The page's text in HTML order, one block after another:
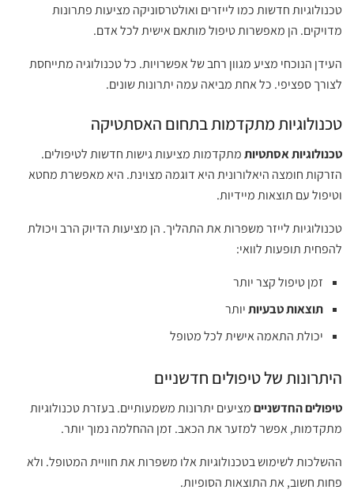
טכנולוגיות חדשות כמו לייזרים ואולטרסוניקה מציעות פתרונות
מדויקים. הן מאפשרות טיפול מותאם אישית לכל אדם.
העידן הנוכחי מציע מגוון רחב של אפשרויות. כל טכנולוגיה מתייחסת
לצורך ספציפי. כל אחת מביאה עמה יתרונות שונים.
טכנולוגיות מתקדמות בתחום האסתטיקה
טכנולוגיות אסתטיותמתקדמות מציעות גישות חדשות לטיפולים.
הזרקות חומצה היאלורונית היא דוגמה מצוינת. היא מאפשרת מחטא
וטיפול עם תוצאות מיידיות.
טכנולוגיות לייזר משפרות את התהליך. הן מציעות הדיוק הרב ויכולת
להפחית תופעות לוואי:
זמן טיפול קצר יותר
תוצאות טבעיותיותר
יכולת התאמה אישית לכל מטופל
היתרונות של טיפולים חדשניים
טיפולים החדשנייםמציעים יתרונות משמעותיים. בעזרת טכנולוגיות
מתקדמות, אפשר למזער את הכאב. זמן ההחלמה נמוך יותר.
ההשלכות לשימוש בטכנולוגיות אלו משפרות את חוויית המטופל. ולא
פחות חשוב, את התוצאות הסופיות.